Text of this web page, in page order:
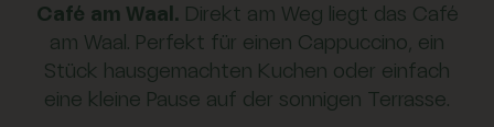
Café am Waal. Direkt am Weg liegt das Café
am Waal. Perfekt für einen Cappuccino, ein
Stück hausgemachten Kuchen oder einfach
eine kleine Pause auf der sonnigen Terrasse.